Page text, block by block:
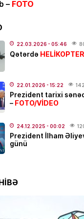
yeni səfirlər təyin
- 13:33
- 13:00
bürcləri– Pul
yanğın
– FOTO
22.03.2026 - 05:46
Qətərdə
22.01.2026 - 15:22
Prezident tarixi
– FOTO/VİDEO
24.12.2025 - 00:02
Prezident İlham
günü